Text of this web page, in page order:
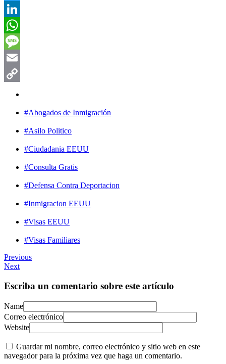
#Abogados de Inmigración
#Asilo Politico
#Ciudadania EEUU
#Consulta Gratis
#Defensa Contra Deportacion
#Inmigracion EEUU
#Visas EEUU
#Visas Familiares
Previous
Next
Escriba un comentario sobre este artículo
Name
Correo electrónico
Website
Guardar mi nombre, correo electrónico y sitio web en este
navegador para la próxima vez que haga un comentario.